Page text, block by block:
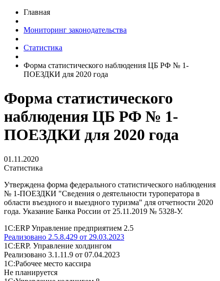
Главная
Мониторинг законодательства
Статистика
Форма статистического наблюдения ЦБ РФ № 1-
ПОЕЗДКИ для 2020 года
Форма статистического
наблюдения ЦБ РФ № 1-
ПОЕЗДКИ для 2020 года
01.11.2020
Статистика
Утверждена форма федерального статистического наблюдения
№ 1-ПОЕЗДКИ "Сведения о деятельности туроператора в
области въездного и выездного туризма" для отчетности 2020
года. Указание Банка России от 25.11.2019 № 5328-У.
1С:ERP Управление предприятием 2.5
Реализовано 2.5.8.429 от 29.03.2023
1С:ERP. Управление холдингом
Реализовано 3.1.11.9 от 07.04.2023
1С:Рабочее место кассира
Не планируется